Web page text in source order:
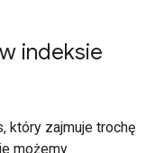
indeksie
który zajmuje trochę
możemy